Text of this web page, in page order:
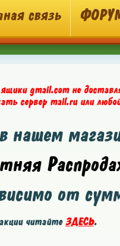
связь
gmail.com не
сервер mail.ru или
нашем
от
читайтеЗДЕСЬ.